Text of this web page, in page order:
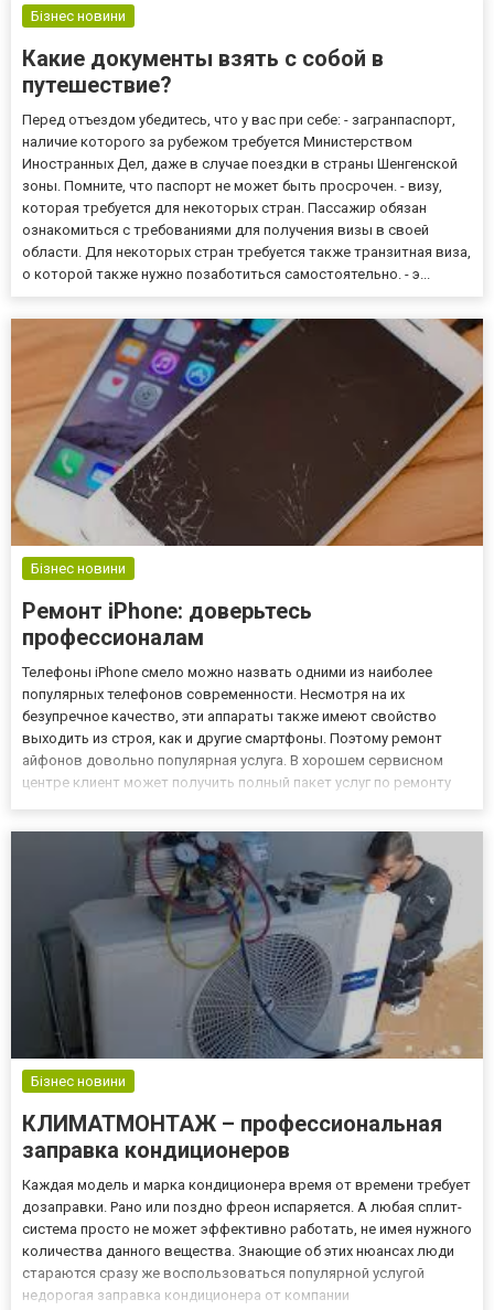
ухоже...
Бізнес новини
Какие документы взять с собой в
путешествие?
Перед отъездом убедитесь, что у вас при себе: - загранпаспорт,
наличие которого за рубежом требуется Министерством
Иностранных Дел, даже в случае поездки в страны Шенгенской
зоны. Помните, что паспорт не может быть просрочен. - визу,
которая требуется для некоторых стран. Пассажир обязан
ознакомиться с требованиями для получения визы в своей
области. Для некоторых стран требуется также транзитная виза,
о которой также нужно позаботиться самостоятельно. - э...
Бізнес новини
Ремонт iPhone: доверьтесь
профессионалам
Телефоны iPhone смело можно назвать одними из наиболее
популярных телефонов современности. Несмотря на их
безупречное качество, эти аппараты также имеют свойство
выходить из строя, как и другие смартфоны. Поэтому ремонт
айфонов довольно популярная услуга. В хорошем сервисном
центре клиент может получить полный пакет услуг по ремонту
Бізнес новини
КЛИМАТМОНТАЖ – профессиональная
заправка кондиционеров
Каждая модель и марка кондиционера время от времени требует
дозаправки. Рано или поздно фреон испаряется. А любая сплит-
система просто не может эффективно работать, не имея нужного
количества данного вещества. Знающие об этих нюансах люди
стараются сразу же воспользоваться популярной услугой
недорогая заправка кондиционера от компании